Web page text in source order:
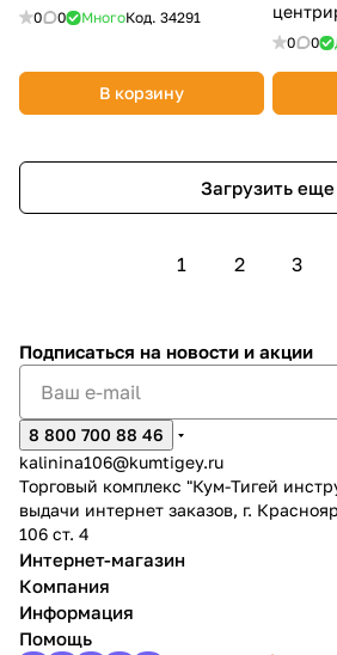
0 0 МногоКод. 34291
В корзину
Гранит
0 0
Загрузить еще
1 2 3
Подписаться на новости и акции
8 800 700 88 46
kalinina106@kumtigey.ru
Торговый комплекс "Кум-Тигей
выдачи интернет заказов, г.
106 ст. 4
Интернет-магазин
Компания
Информация
Помощь